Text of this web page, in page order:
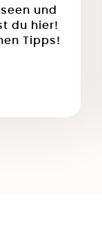
und
du hier!
Tipps!